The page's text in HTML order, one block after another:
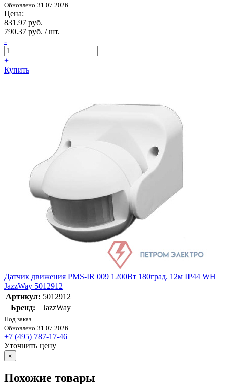
Обновлено 31.07.2026
Цена:
831.97 руб.
790.37 руб. / шт.
-
+
Купить
Датчик движения PMS-IR 009 1200Вт 180град. 12м IP44 WH
JazzWay 5012912
Артикул: 5012912
Бренд:
JazzWay
Под заказ
Обновлено 31.07.2026
+7 (495) 787-17-46
Уточнить цену
×
Похожие товары